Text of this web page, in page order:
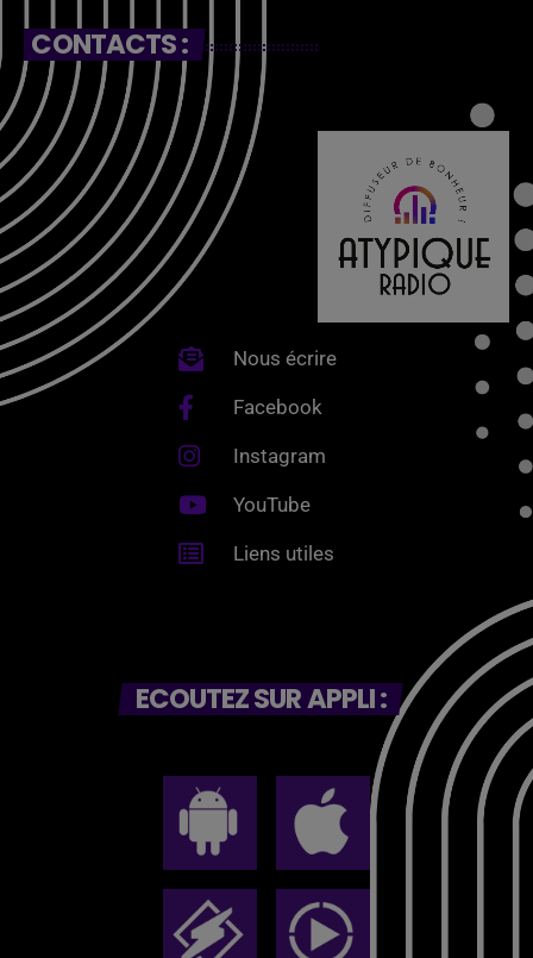
CONTACTS :
Nous écrire
Facebook
Instagram
YouTube
Liens utiles
ECOUTEZ SUR APPLI :